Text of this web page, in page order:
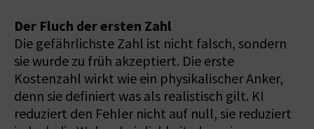
Der Fluch der ersten Zahl
Die gefährlichste Zahl ist nicht falsch, sondern
sie wurde zu früh akzeptiert. Die erste
Kostenzahl wirkt wie ein physikalischer Anker,
denn sie definiert was als realistisch gilt. KI
reduziert den Fehler nicht auf null, sie reduziert